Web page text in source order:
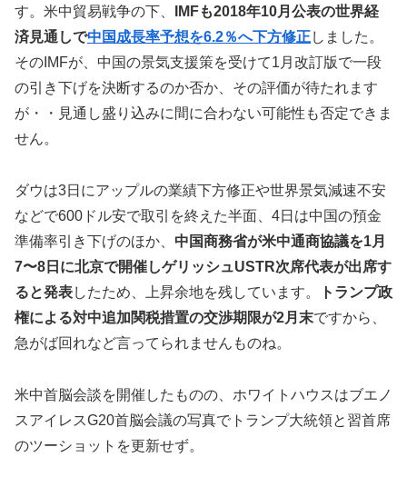
す。米中貿易戦争の下、
IMFも2018年10月公表の世界経
済見通しで中国成長率予想を6.2％へ下方修正しました。
そのIMFが、中国の景気支援策を受けて1月改訂版で一段
の引き下げを決断するのか否か、その評価が待たれます
が・・見通し盛り込みに間に合わない可能性も否定できま
せん。
ダウは3日にアップルの業績下方修正や世界景気減速不安
などで600ドル安で取引を終えた半面、4日は中国の預金
準備率引き下げのほか、 中国商務省が米中通商協議を1月
7〜8日に北京で開催しゲリッシュUSTR次席代表が出席す
ると発表したため、上昇余地を残しています。
トランプ政
権による対中追加関税措置の交渉期限が2月末ですから、
急がば回れなど言ってられませんものね。
米中首脳会談を開催したものの、ホワイトハウスはブエノ
スアイレスG20首脳会議の写真でトランプ大統領と習首席
のツーショットを更新せず。